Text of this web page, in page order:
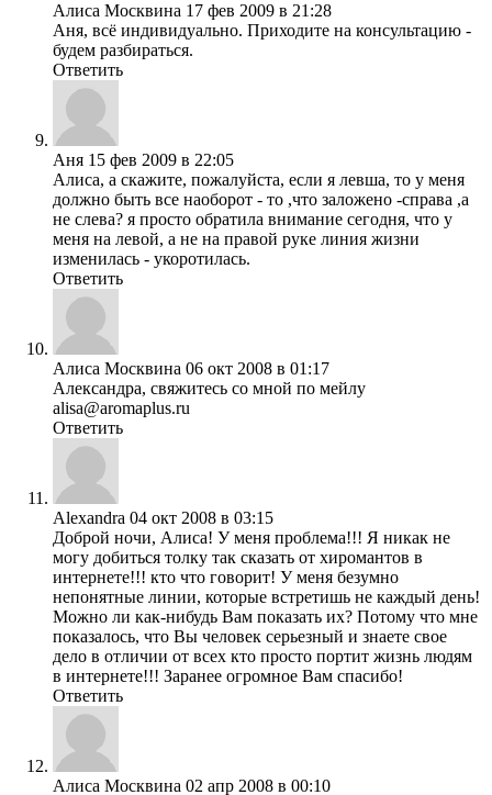
Алиса Москвина 17 фев 2009 в 21:28
Аня, всё индивидуально. Приходите на консультацию -
будем разбираться.
Ответить
Аня 15 фев 2009 в 22:05
Алиса, а скажите, пожалуйста, если я левша, то у меня
должно быть все наоборот - то ,что заложено -справа ,а
не слева? я просто обратила внимание сегодня, что у
меня на левой, а не на правой руке линия жизни
изменилась - укоротилась.
Ответить
Алиса Москвина 06 окт 2008 в 01:17
Александра, свяжитесь со мной по мейлу
alisa@aromaplus.ru
Ответить
Alexandra 04 окт 2008 в 03:15
Доброй ночи, Алиса! У меня проблема!!! Я никак не
могу добиться толку так сказать от хиромантов в
интернете!!! кто что говорит! У меня безумно
непонятные линии, которые встретишь не каждый день!
Можно ли как-нибудь Вам показать их? Потому что мне
показалось, что Вы человек серьезный и знаете свое
дело в отличии от всех кто просто портит жизнь людям
в интернете!!! Заранее огромное Вам спасибо!
Ответить
Алиса Москвина 02 апр 2008 в 00:10